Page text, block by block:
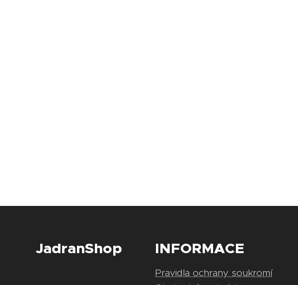
JadranShop INFORMACE
Pravidla ochrany soukromí